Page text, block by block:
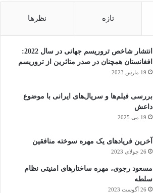
تازه نظرها
انتشار شاخص تروریسم جهانی در سال 2022:
افغانستان همچنان در صدر متاثرین از تروریسم
19 مارس 2023
بررسی فیلم‌ها و سریال‌های ایرانی با موضوع
داعش
19 می 2025
آخرین فریادهای یک مهره سوخته منافقین
26 جولای 2023
مسعود رجوی، مهره ساختارهای امنیتی نظام
سلطه
26 آگوست 2023